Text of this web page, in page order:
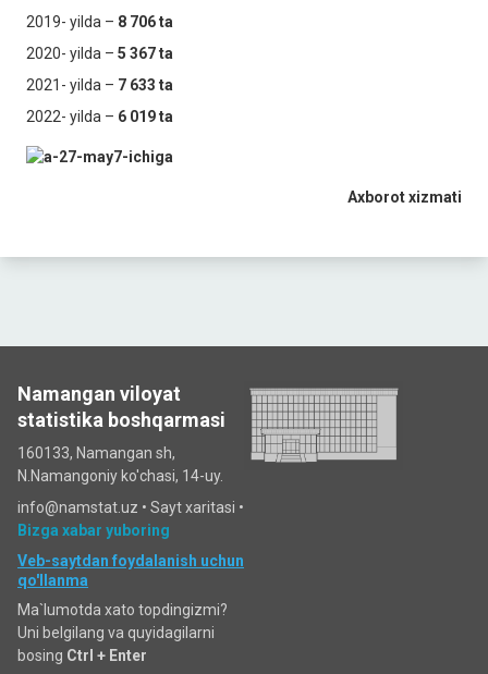
2019- yilda – 8 706 ta
2020- yilda – 5 367 ta
2021- yilda – 7 633 ta
2022- yilda – 6 019 ta
Axborot xizmati
Namangan viloyat
statistika boshqarmasi
160133, Namangan sh,
N.Namangoniy ko'chasi, 14-uy.
info@namstat.uz • Sayt xaritasi •
Bizga xabar yuboring
Veb-saytdan foydalanish uchun
qo'llanma
Ma`lumotda xato topdingizmi?
Uni belgilang va quyidagilarni
bosing Ctrl + Enter